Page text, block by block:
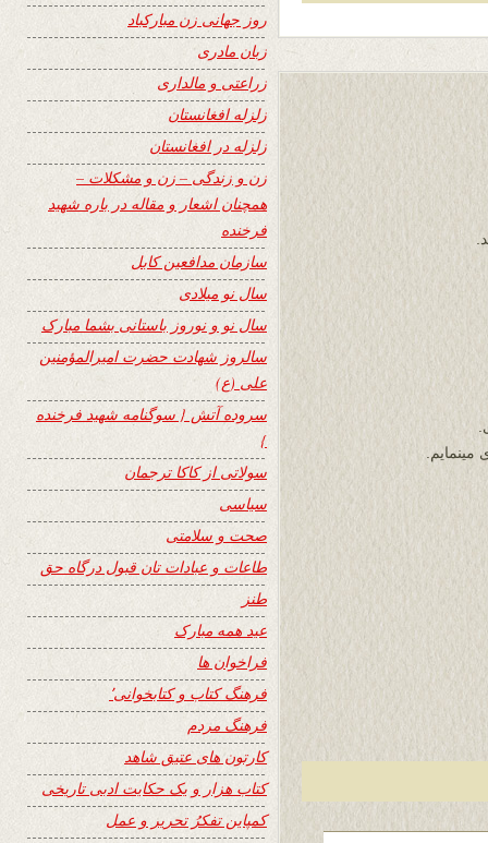
روز جهانی زن مبارکباد
زبان مادری
زراعتی و مالداری
زلزله افغانستان
زلزله در افغانستان
زن و زندگی – زن و مشکلات –
همچنان اشعار و مقاله در باره شهید
فرخنده
سازمان مدافعین کابل
سال نو میلادی
سال نو و نوروز باستانی بشما مبارک
سالروز شهادت حضرت امیرالمؤمنین
علی (ع)
سروده آتش { سوگنامه شهید فرخنده
}
سولاتی از کاکا ترجمان
سیاسی
صحت و سلامتی
طاعات و عبادات تان قبول درگاه حق
طنز
عید همه مبارک
فراخوان ها
فرهنگ کتاب و کتابخوانی٬
فرهنگ مردم
کارتون های عتیق شاهد
کتاب هزار و یک حکایت ادبی تاریخی
کمپاین تفکرُ تحریر و عمل